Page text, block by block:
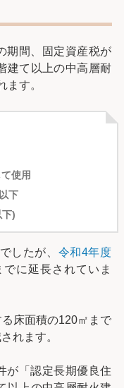
期間、固定資産税が
建て以上の中高層耐
ます。
使用
下
)
したが、 令和4年度
に延長されていま
床面積の120㎡まで
れます。
が「認定長期優良住